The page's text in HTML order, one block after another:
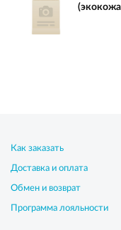
Как заказать
Доставка и оплата
Обмен и возврат
Программа лояльности